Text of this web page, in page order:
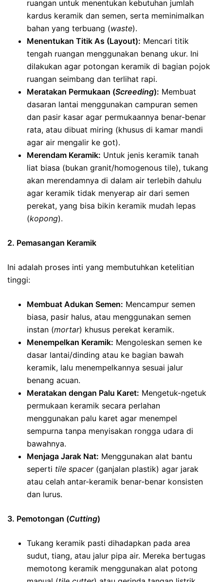
ruangan untuk menentukan kebutuhan jumlah
kardus keramik dan semen, serta meminimalkan
bahan yang terbuang (waste).
Menentukan Titik As (Layout): Mencari titik
tengah ruangan menggunakan benang ukur. Ini
dilakukan agar potongan keramik di bagian pojok
ruangan seimbang dan terlihat rapi.
Meratakan Permukaan (Screeding): Membuat
dasaran lantai menggunakan campuran semen
dan pasir kasar agar permukaannya benar-benar
rata, atau dibuat miring (khusus di kamar mandi
agar air mengalir ke got).
Merendam Keramik: Untuk jenis keramik tanah
liat biasa (bukan granit/homogenous tile), tukang
akan merendamnya di dalam air terlebih dahulu
agar keramik tidak menyerap air dari semen
perekat, yang bisa bikin keramik mudah lepas
(kopong).
2. Pemasangan Keramik
Ini adalah proses inti yang membutuhkan ketelitian
tinggi:
Membuat Adukan Semen: Mencampur semen
biasa, pasir halus, atau menggunakan semen
instan (mortar) khusus perekat keramik.
Menempelkan Keramik: Mengoleskan semen ke
dasar lantai/dinding atau ke bagian bawah
keramik, lalu menempelkannya sesuai jalur
benang acuan.
Meratakan dengan Palu Karet: Mengetuk-ngetuk
permukaan keramik secara perlahan
menggunakan palu karet agar menempel
sempurna tanpa menyisakan rongga udara di
bawahnya.
Menjaga Jarak Nat: Menggunakan alat bantu
seperti tile spacer(ganjalan plastik) agar jarak
atau celah antar-keramik benar-benar konsisten
dan lurus.
3. Pemotongan (Cutting)
Tukang keramik pasti dihadapkan pada area
sudut, tiang, atau jalur pipa air. Mereka bertugas
memotong keramik menggunakan alat potong